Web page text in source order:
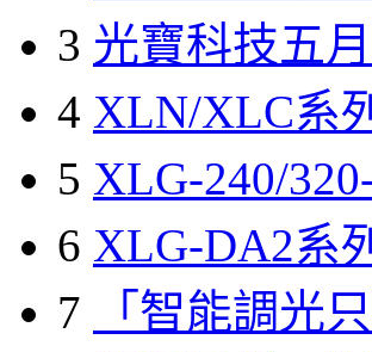
3 光寶科技五
4 XLN/XLC系
5 XLG-240/
6 XLG-DA2系
7
「智能調光